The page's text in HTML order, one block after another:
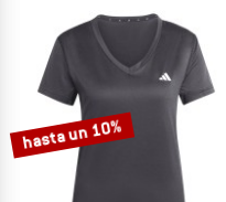
hasta un 10%